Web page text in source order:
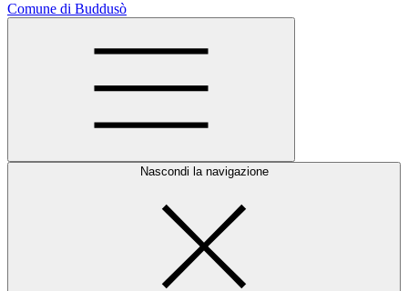
Comune di Buddusò
Nascondi la navigazione